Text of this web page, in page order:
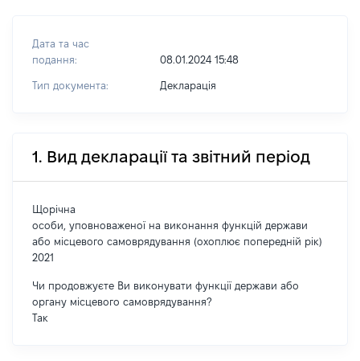
Дата та час
подання:
08.01.2024 15:48
Тип документа: Декларація
1. Вид декларації та звітний період
Щорічна
особи, уповноваженої на виконання функцій держави
або місцевого самоврядування (охоплює попередній рік)
2021
Чи продовжуєте Ви виконувати функції держави або
органу місцевого самоврядування?
Так